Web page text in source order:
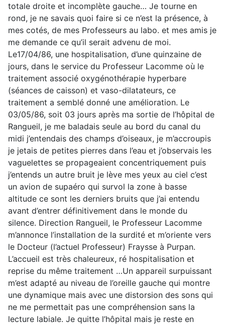
totale droite et incomplète gauche… Je tourne en
rond, je ne savais quoi faire si ce n’est la présence, à
mes cotés, de mes Professeurs au labo. et mes amis je
me demande ce qu’il serait advenu de moi.
Le17/04/86, une hospitalisation, d’une quinzaine de
jours, dans le service du Professeur Lacomme où le
traitement associé oxygénothérapie hyperbare
(séances de caisson) et vaso-dilatateurs, ce
traitement a semblé donné une amélioration. Le
03/05/86, soit 03 jours après ma sortie de l’hôpital de
Rangueil, je me baladais seule au bord du canal du
midi j’entendais des champs d’oiseaux, je m’accroupis
je jetais de petites pierres dans l’eau et j’observais les
vaguelettes se propageaient concentriquement puis
j’entends un autre bruit je lève mes yeux au ciel c’est
un avion de supaéro qui survol la zone à basse
altitude ce sont les derniers bruits que j’ai entendu
avant d’entrer définitivement dans le monde du
silence. Direction Rangueil, le Professeur Lacomme
m’annonce l’installation de la surdité et m’oriente vers
le Docteur (l’actuel Professeur) Fraysse à Purpan.
L’accueil est très chaleureux, ré hospitalisation et
reprise du même traitement …Un appareil surpuissant
m’est adapté au niveau de l’oreille gauche qui montre
une dynamique mais avec une distorsion des sons qui
ne me permettait pas une compréhension sans la
lecture labiale. Je quitte l’hôpital mais je reste en